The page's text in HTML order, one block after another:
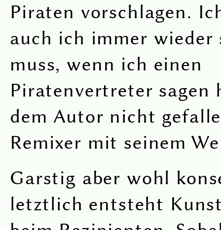
Piraten vorschlagen.
auch ich immer wieder
muss, wenn ich einen
Piratenvertreter sagen
dem Autor nicht
Remixer mit seinem
Garstig aber wohl
letztlich entsteht